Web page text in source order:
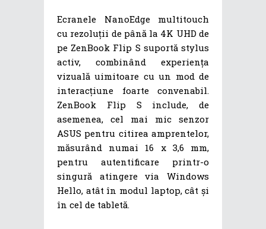
Ecranele NanoEdge multitouch
cu rezoluții de până la 4K UHD de
pe ZenBook Flip S suportă stylus
activ, combinând experiența
vizuală uimitoare cu un mod de
interacțiune foarte convenabil.
ZenBook Flip S include, de
asemenea, cel mai mic senzor
ASUS pentru citirea amprentelor,
măsurând numai 16 x 3,6 mm,
pentru autentificare printr-o
singură atingere via Windows
Hello, atât în modul laptop, cât și
în cel de tabletă.